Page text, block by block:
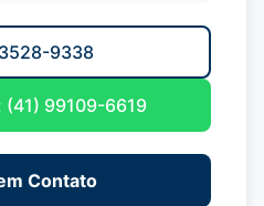
9338
99109-6619
Contato